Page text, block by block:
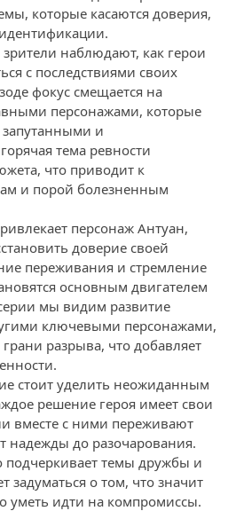
которые касаются доверия,
наблюдают, как герои
с последствиями своих
фокус смещается на
персонажами, которые
запутанными и
тема ревности
что приводит к
и порой болезненным
персонаж Антуан,
доверие своей
переживания и стремление
основным двигателем
мы видим развитие
ключевыми персонажами,
разрыва, что добавляет
стоит уделить неожиданным
решение героя имеет свои
вместе с ними переживают
надежды до разочарования.
подчеркивает темы дружбы и
задуматься о том, что значит
уметь идти на компромиссы.